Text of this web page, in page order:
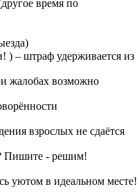
время по
) – штраф удерживается из
жалобах возможно
взрослых не сдаётся
Пишите - решим!
уютом в идеальном месте!